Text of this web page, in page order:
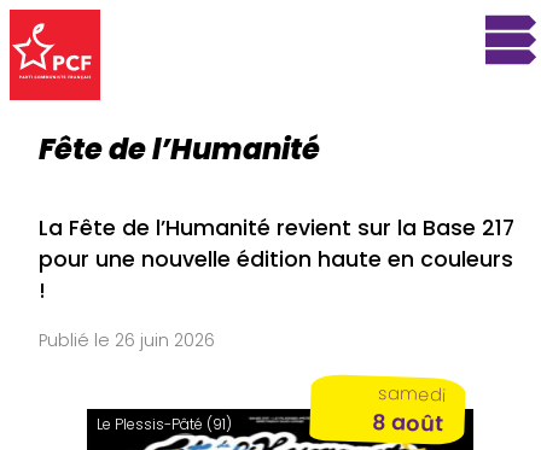
Fête de l’Humanité
La Fête de l’Humanité revient sur la Base 217
pour une nouvelle édition haute en couleurs
!
Publié le 26 juin 2026
8 août
samedi
Le Plessis-Pâté (91)